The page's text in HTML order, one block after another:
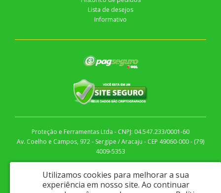
Lista de desejos
Informativo
Proteção e Ferramentas Ltda - CNPJ: 04.547.233/0001-60
Av. Coelho e Campos, 972 - Sergipe / Aracaju - CEP 49060-000 - (79)
4009-5353
Desenvolvido por88digital
Utilizamos cookies para melhorar a sua
experiência em nosso site. Ao continuar